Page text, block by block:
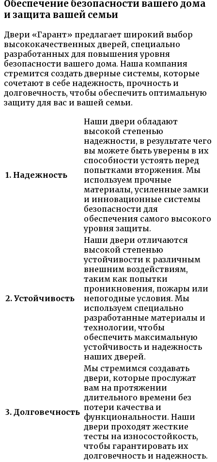
Обеспечение безопасности вашего дома
и защита вашей семьи
Двери «Гарант» предлагает широкий выбор
высококачественных дверей, специально
разработанных для повышения уровня
безопасности вашего дома. Наша компания
стремится создать дверные системы, которые
сочетают в себе надежность, прочность и
долговечность, чтобы обеспечить оптимальную
защиту для вас и вашей семьи.
1. Надежность
Наши двери обладают
высокой степенью
надежности, в результате чего
вы можете быть уверены в их
способности устоять перед
попытками вторжения. Мы
используем прочные
материалы, усиленные замки
и инновационные системы
безопасности для
обеспечения самого высокого
уровня защиты.
2. Устойчивость
Наши двери отличаются
высокой степенью
устойчивости к различным
внешним воздействиям,
таким как попытки
проникновения, пожары или
непогодные условия. Мы
используем специально
разработанные материалы и
технологии, чтобы
обеспечить максимальную
устойчивость и надежность
наших дверей.
3. Долговечность
Мы стремимся создавать
двери, которые прослужат
вам на протяжении
длительного времени без
потери качества и
функциональности. Наши
двери проходят жесткие
тесты на износостойкость,
чтобы гарантировать их
долговечность и надежность.